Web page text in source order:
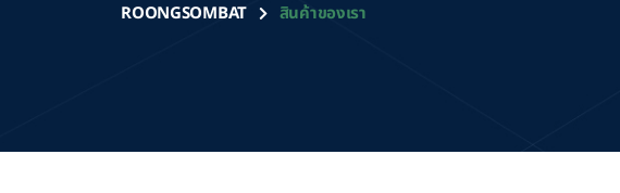
ROONGSOMBAT สินค้าของเรา